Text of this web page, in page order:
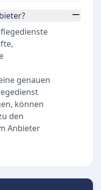
genauen
können
den
Anbieter